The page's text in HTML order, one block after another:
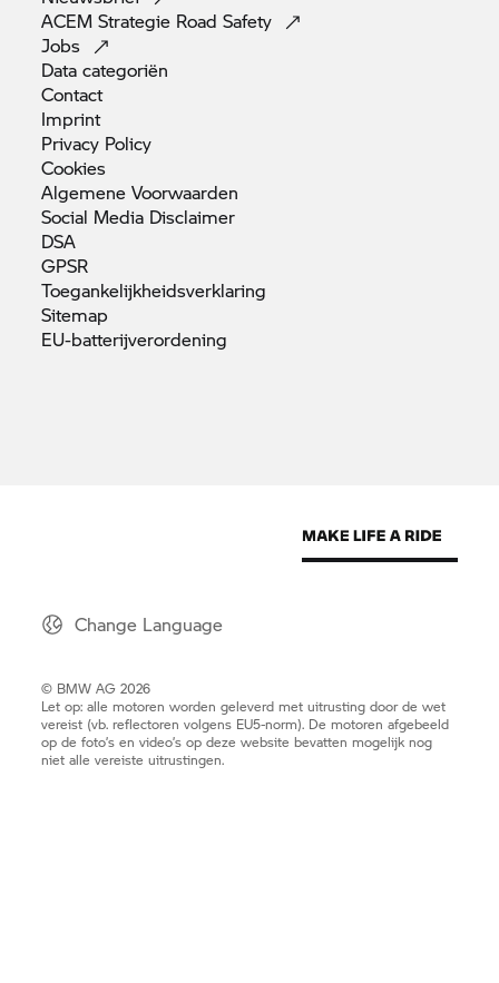
ACEM Strategie RoadSafety
Jobs
Datacategoriën
Contact
Imprint
Privacy Policy
Cookies
AlgemeneVoorwaarden
Social Media Disclaimer
DSA
GPSR
Toegankelijkheidsverklaring
Sitemap
EU-batterijverordening
Change Language
© BMW AG 2026
Let op: alle motoren worden geleverd met uitrusting door de wet
vereist (vb. reflectoren volgens EU5-norm). De motoren afgebeeld
op de foto’s en video’s op deze website bevatten mogelijk nog
niet alle vereiste uitrustingen.